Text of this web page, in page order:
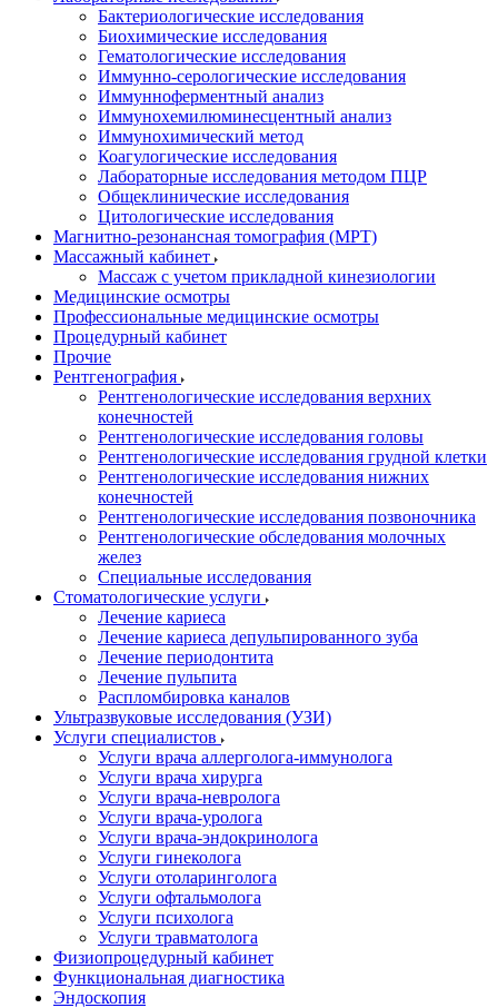
Бактериологические исследования
Биохимические исследования
Гематологические исследования
Иммунно-серологические исследования
Иммунноферментный анализ
Иммунохемилюминесцентный анализ
Иммунохимический метод
Коагулогические исследования
Лабораторные исследования методом ПЦР
Общеклинические исследования
Цитологические исследования
Магнитно-резонансная томография (МРТ)
Массажный кабинет
Массаж с учетом прикладной кинезиологии
Медицинские осмотры
Профессиональные медицинские осмотры
Процедурный кабинет
Прочие
Рентгенография
Рентгенологические исследования верхних
конечностей
Рентгенологические исследования головы
Рентгенологические исследования грудной клетки
Рентгенологические исследования нижних
конечностей
Рентгенологические исследования позвоночника
Рентгенологические обследования молочных
желез
Специальные исследования
Стоматологические услуги
Лечение кариеса
Лечение кариеса депульпированного зуба
Лечение периодонтита
Лечение пульпита
Распломбировка каналов
Ультразвуковые исследования (УЗИ)
Услуги специалистов
Услуги врача аллерголога-иммунолога
Услуги врача хирурга
Услуги врача-невролога
Услуги врача-уролога
Услуги врача-эндокринолога
Услуги гинеколога
Услуги отоларинголога
Услуги офтальмолога
Услуги психолога
Услуги травматолога
Физиопроцедурный кабинет
Функциональная диагностика
Эндоскопия